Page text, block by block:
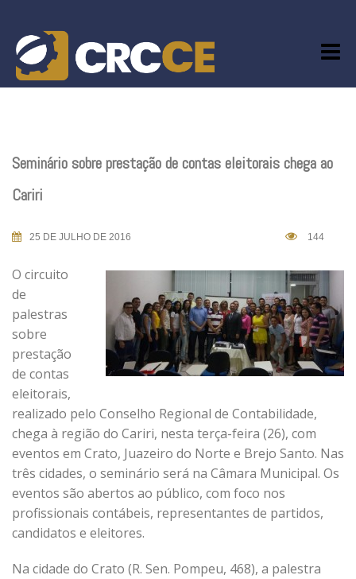
content
Seminário sobre prestação de contas eleitorais chega ao
Cariri
25 DE JULHO DE 2016 144
O circuito
de
palestras
sobre
prestação
de contas
eleitorais,
realizado pelo Conselho Regional de Contabilidade,
chega à região do Cariri, nesta terça-feira (26), com
eventos em Crato, Juazeiro do Norte e Brejo Santo. Nas
três cidades, o seminário será na Câmara Municipal. Os
eventos são abertos ao público, com foco nos
profissionais contábeis, representantes de partidos,
candidatos e eleitores.
Na cidade do Crato (R. Sen. Pompeu, 468), a palestra